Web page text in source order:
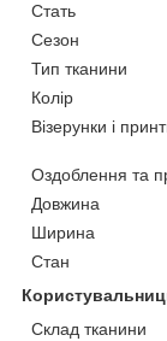
Стать
Сезон
Тип тканини
Колір
Візерунки і
Оздоблення та
Довжина
Ширина
Стан
Склад тканини